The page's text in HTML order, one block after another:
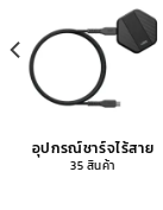
อุปกรณ์ชาร์จไร้สาย
35 สินค้า